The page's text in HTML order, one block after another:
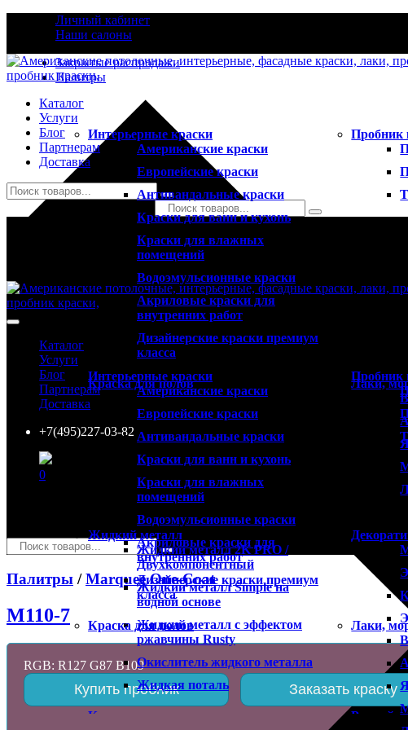
Личный кабинет
Наши салоны
Закрытые распродажи
Палитры
Каталог
Интерьерные краски
Американские краски
Европейские краски
Антивандальные краски
Краски для ванн и кухонь
Краски для влажных
помещений
Водоэмульсионные краски
Акриловые краски для
внутренних работ
Дизайнерские краски премиум
класса
Пробник
Краска для полов
Лаки,
Жидкий металл
Жидкий металл 2K PRO /
Двухкомпонентный
Жидкий металл Simple на
водной основе
Жидкий металл с эффектом
ржавчины Rusty
Окислитель жидкого металла
Жидкая поталь
Краски специального назначения
Ручной
Услуги
Блог
Партнерам
Доставка
Ваша корзина пуста!
Каталог
Интерьерные краски
Американские краски
Европейские краски
Антивандальные краски
Краски для ванн и кухонь
Краски для влажных
помещений
Водоэмульсионные краски
Акриловые краски для
внутренних работ
Дизайнерские краски премиум
класса
Пробник
Краска для полов
Лаки,
Услуги
Блог
Партнерам
Доставка
+7(495)227-03-82
0
Ваша корзина пуста!
Палитры /Marquee One-Coat
M110-7
RGB: R127 G87 B109
Купить пробник Заказать краску